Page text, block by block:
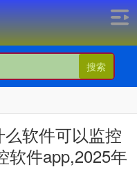
搜索
软件可以监控
软件app,2025年